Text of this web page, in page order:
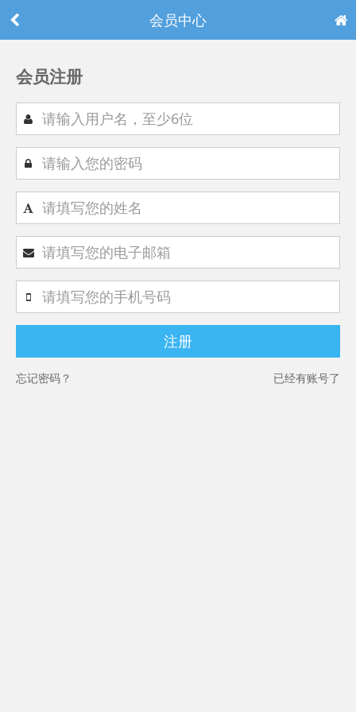
会员中心
会员注册
注册
忘记密码？ 已经有账号了